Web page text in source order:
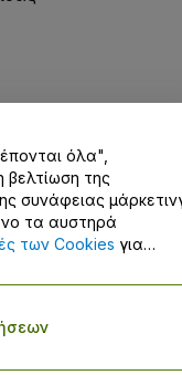
μαζί μας
των
Πολιτικής για τα
όλα",
βελτίωση της
συνάφειας
τα αυστηρά
των Cookies για